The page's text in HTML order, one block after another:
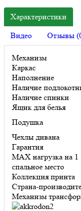
Характеристики
Видео
Отзывы
Механизм
Каркас
Наполнение
Наличие
Наличие спинки
Ящик для белья
Подушка
Чехлы дивана
Гарантия
MAX нагрузка на 1
спальное место
Коллекция принта
Страна-
Механизм